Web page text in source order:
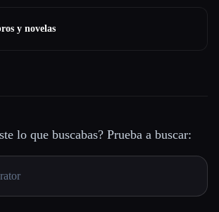
y novelas
lo que buscabas? Prueba a buscar: